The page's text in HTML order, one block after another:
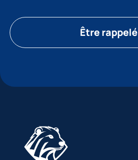
Être rappelé